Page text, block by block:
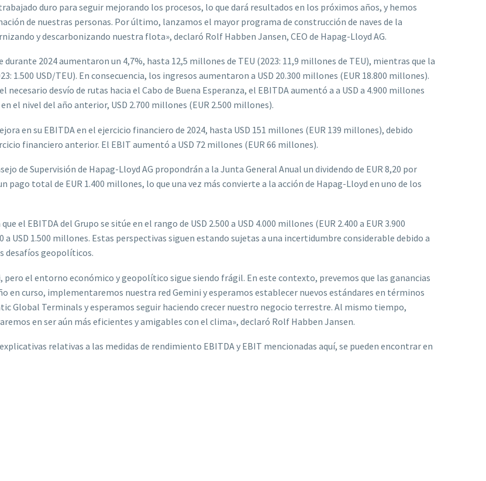
duro para seguir mejorando los procesos, lo que dará resultados en los próximos años, y hemos
de nuestras personas. Por último, lanzamos el mayor programa de construcción de naves de la
y descarbonizando nuestra flota», declaró Rolf Habben Jansen, CEO de Hapag-Lloyd AG.
2024 aumentaron un 4,7%, hasta 12,5 millones de TEU (2023: 11,9 millones de TEU), mientras que la
1.500 USD/TEU). En consecuencia, los ingresos aumentaron a USD 20.300 millones (EUR 18.800 millones).
desvío de rutas hacia el Cabo de Buena Esperanza, el EBITDA aumentó a a USD a 4.900 millones
el nivel del año anterior, USD 2.700 millones (EUR 2.500 millones).
en su EBITDA en el ejercicio financiero de 2024, hasta USD 151 millones (EUR 139 millones), debido
financiero anterior. El EBIT aumentó a USD 72 millones (EUR 66 millones).
de Supervisión de Hapag-Lloyd AG propondrán a la Junta General Anual un dividendo de EUR 8,20 por
pago total de EUR 1.400 millones, lo que una vez más convierte a la acción de Hapag-Lloyd en uno de los
el EBITDA del Grupo se sitúe en el rango de USD 2.500 a USD 4.000 millones (EUR 2.400 a EUR 3.900
a USD 1.500 millones. Estas perspectivas siguen estando sujetas a una incertidumbre considerable debido a
desafíos geopolíticos.
pero el entorno económico y geopolítico sigue siendo frágil. En este contexto, prevemos que las ganancias
en curso, implementaremos nuestra red Gemini y esperamos establecer nuevos estándares en términos
Global Terminals y esperamos seguir haciendo crecer nuestro negocio terrestre. Al mismo tiempo,
en ser aún más eficientes y amigables con el clima», declaró Rolf Habben Jansen.
relativas a las medidas de rendimiento EBITDA y EBIT mencionadas aquí, se pueden encontrar en